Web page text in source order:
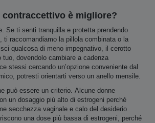
contraccettivo è migliore?
Se ti senti tranquilla e protetta prendendo
ti raccomandiamo la pillola combinata o la
qualcosa di meno impegnativo, il cerotto
tuo, dovendolo cambiare a cadenza
stessi cercando un’opzione conveniente dal
potresti orientarti verso un anello mensile.
può essere un criterio. Alcune donne
un dosaggio più alto di estrogeni perché
secchezza vaginale e calo del desiderio
una dose più bassa di estrogeni, perché